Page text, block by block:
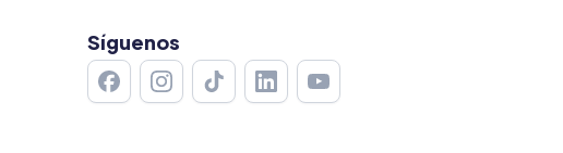
Síguenos